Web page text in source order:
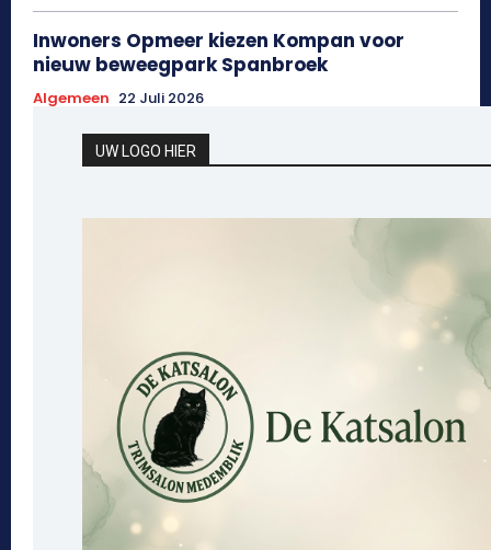
Inwoners Opmeer kiezen Kompan voor
nieuw beweegpark Spanbroek
Algemeen 22 Juli 2026
UW LOGO HIER